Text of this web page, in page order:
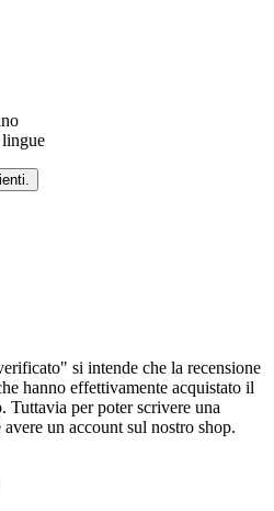
si intende che la recensione
hanno effettivamente acquistato il
Tuttavia per poter scrivere una
un account sul nostro shop.